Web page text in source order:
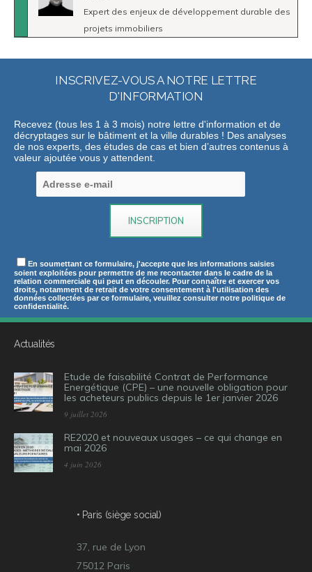
Expert des enjeux de développement durable des
projets immobiliers
INSCRIVEZ-VOUS A NOTRE LETTRE
D'INFORMATION
Recevez (tous les 1 à 3 mois) notre lettre d'information et de
décryptages sur le bâtiment et la ville durables ! Des analyses
de nos experts, des études de cas et bien d’autres contenus à
valeur ajoutée vous y attendent.
En soumettant ce formulaire, j'accepte que les informations saisies
soient exploitées pour permettre de me recontacter dans le cadre de la
relation commerciale qui peut en découler. Pour connaître et exercer vos
droits, notamment de retrait de votre consentement à l'utilisation des
données collectées par ce formulaire, veuillez consulter notre politique de
confidentialité.
Actualités
Etude de faisabilité Contrat de Performance
Energétique (CPE) – une nouvelle obligation pour
les acheteurs publics depuis le 1er janvier 2026
9 juillet 2026
RE2020 et nouveaux usages – ce qui change en
mai 2026
4 juin 2026
• Paris (siège social)
37, rue de Lyon
75012 Paris